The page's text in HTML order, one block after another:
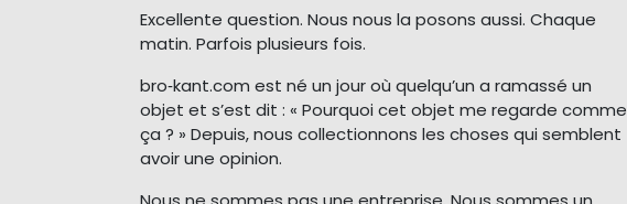
Excellente question. Nous nous la posons aussi. Chaque
matin. Parfois plusieurs fois.
bro‑kant.com est né un jour où quelqu’un a ramassé un
objet et s’est dit : « Pourquoi cet objet me regarde comme
ça ? » Depuis, nous collectionnons les choses qui semblent
avoir une opinion.